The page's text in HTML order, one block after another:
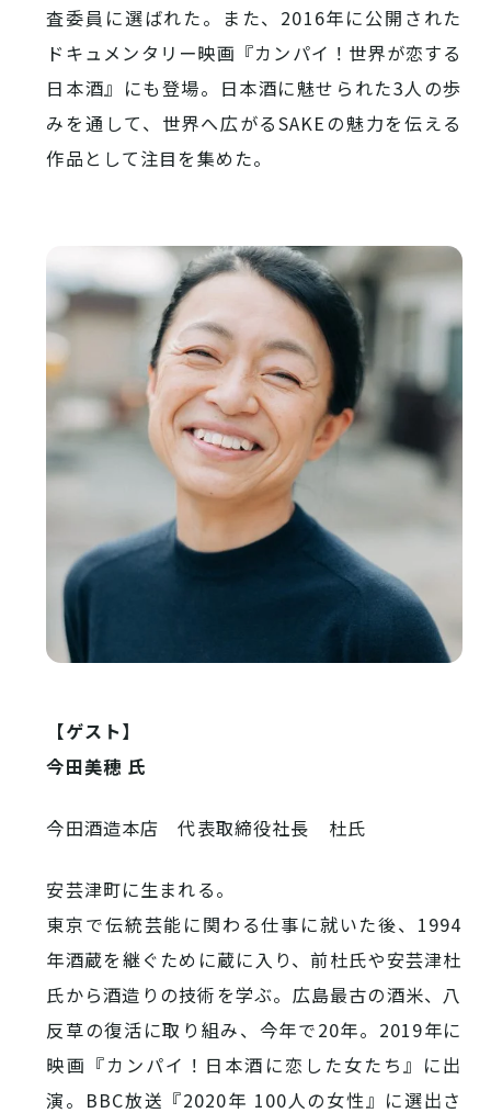
査委員に選ばれた。また、 2016年に公開された
ドキュメンタリー映画『カンパイ！世界が恋する
日本酒』にも登場。日本酒に魅せられた3人の歩
みを通して、世界へ広がるSAKEの魅力を伝える
作品として注目を集めた。
【ゲスト】
今田美穂 氏
今田酒造本店 代表取締役社長 杜氏
安芸津町に生まれる。
東京で伝統芸能に関わる仕事に就いた後、1994
年酒蔵を継ぐために蔵に入り、前杜氏や安芸津杜
氏から酒造りの技術を学ぶ。広島最古の酒米、八
反草の復活に取り組み、今年で20年。2019年に
映画『カンパイ！日本酒に恋した女たち』に出
演。BBC放送『2020年 100人の女性』に選出さ